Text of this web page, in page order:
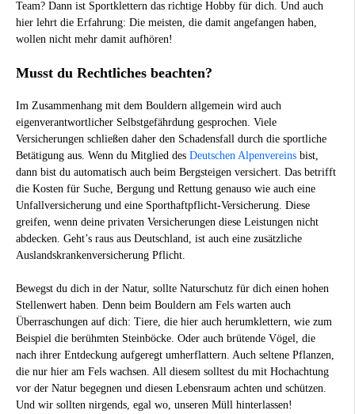
Team? Dann ist Sportklettern das richtige Hobby für dich. Und auch
hier lehrt die Erfahrung: Die meisten, die damit angefangen haben,
wollen nicht mehr damit aufhören!
Musst du Rechtliches beachten?
Im Zusammenhang mit dem Bouldern allgemein wird auch
eigenverantwortlicher Selbstgefährdung gesprochen. Viele
Versicherungen schließen daher den Schadensfall durch die sportliche
Betätigung aus. Wenn du Mitglied des Deutschen Alpenvereins bist,
dann bist du automatisch auch beim Bergsteigen versichert. Das betrifft
die Kosten für Suche, Bergung und Rettung genauso wie auch eine
Unfallversicherung und eine Sporthaftpflicht-Versicherung. Diese
greifen, wenn deine privaten Versicherungen diese Leistungen nicht
abdecken. Geht’s raus aus Deutschland, ist auch eine zusätzliche
Auslandskrankenversicherung Pflicht.
Bewegst du dich in der Natur, sollte Naturschutz für dich einen hohen
Stellenwert haben. Denn beim Bouldern am Fels warten auch
Überraschungen auf dich: Tiere, die hier auch herumklettern, wie zum
Beispiel die berühmten Steinböcke. Oder auch brütende Vögel, die
nach ihrer Entdeckung aufgeregt umherflattern. Auch seltene Pflanzen,
die nur hier am Fels wachsen. All diesem solltest du mit Hochachtung
vor der Natur begegnen und diesen Lebensraum achten und schützen.
Und wir sollten nirgends, egal wo, unseren Müll hinterlassen!